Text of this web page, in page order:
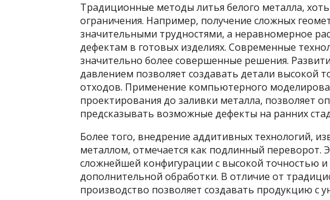
Традиционные методы литья белого металла,
ограничения. Например, получение сложных
значительными трудностями, а неравномерное
дефектам в готовых изделиях. Современные
значительно более совершенные решения.
давлением позволяет создавать детали высокой
отходов. Применение компьютерного
проектирования до заливки металла, позволяет
предсказывать возможные дефекты на ранних
Более того, внедрение аддитивных технологий,
металлом, отмечается как подлинный переворот.
сложнейшей конфигурации с высокой точностью
дополнительной обработки. В отличие от
производство позволяет создавать продукцию с